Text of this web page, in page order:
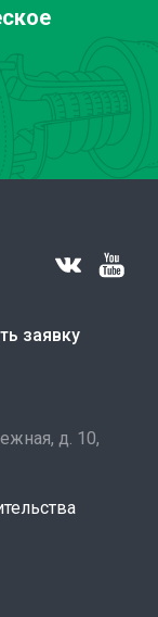
заявку
д. 10,